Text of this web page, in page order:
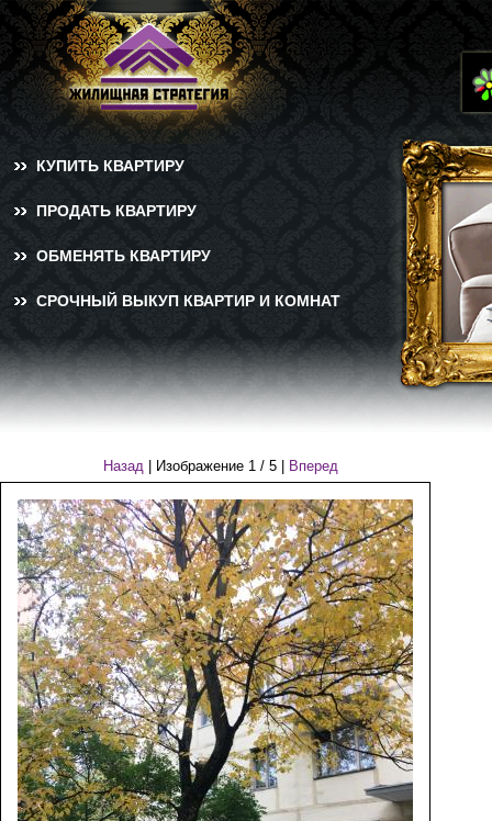
КУПИТЬ КВАРТИРУ
ПРОДАТЬ КВАРТИРУ
ОБМЕНЯТЬ КВАРТИРУ
СРОЧНЫЙ ВЫКУП КВАРТИР И КОМНАТ
Назад | Изображение 1 / 5 Вперед